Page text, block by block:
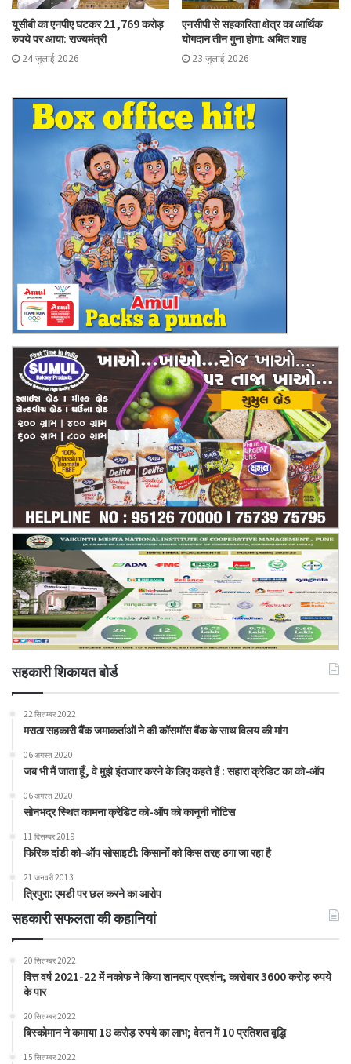
यूसीबी का एनपीए घटकर 21,769 करोड़
रुपये पर आया: राज्यमंत्री
24 जुलाई 2026
एनसीपी से सहकारिता क्षेत्र का आर्थिक
योगदान तीन गुना होगा: अमित शाह
23 जुलाई 2026
सहकारी शिकायत बोर्ड
22 सितम्बर 2022
मराठा सहकारी बैंक जमाकर्ताओं ने की कॉसमॉस बैंक के साथ विलय की मांग
06 अगस्त 2020
जब भी मैं जाता हूँ, वे मुझे इंतजार करने के लिए कहते हैं : सहारा क्रेडिट का को-ऑप
06 अगस्त 2020
सोनभद्र स्थित कामना क्रेडिट को-ऑप को कानूनी नोटिस
11 दिसम्बर 2019
फिरिक दांडी को-ऑप सोसाइटी: किसानों को किस तरह ठगा जा रहा है
21 जनवरी 2013
त्रिपुरा: एमडी पर छल करने का आरोप
सहकारी सफलता की कहानियां
20 सितम्बर 2022
वित्त वर्ष 2021-22 में नकोफ ने किया शानदार प्रदर्शन; कारोबार 3600 करोड़ रुपये
के पार
20 सितम्बर 2022
बिस्कोमान ने कमाया 18 करोड़ रुपये का लाभ; वेतन में 10 प्रतिशत वृद्धि
15 सितम्बर 2022